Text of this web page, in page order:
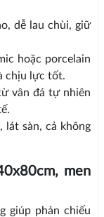
dễ lau chùi, giữ
hoặc porcelain
chịu lực tốt.
vân đá tự nhiên
lát sàn, cả không
men
giúp phản chiếu